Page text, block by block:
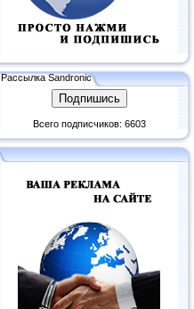
Рассылка Sandronic
Всего подписчиков: 6603